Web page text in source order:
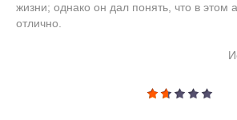
жизни; однако он дал понять, что в этом
отлично.